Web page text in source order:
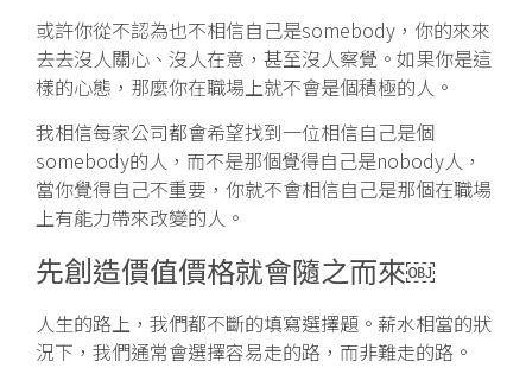
或許你從不認為也不相信自己是somebody，你的來來
去去沒人關心、沒人在意，甚至沒人察覺。如果你是這
樣的心態，那麼你在職場上就不會是個積極的人。
我相信每家公司都會希望找到一位相信自己是個
somebody的人，而不是那個覺得自己是nobody人，
當你覺得自己不重要，你就不會相信自己是那個在職場
上有能力帶來改變的人。
先創造價值價格就會隨之而來￼
人生的路上，我們都不斷的填寫選擇題。薪水相當的狀
況下，我們通常會選擇容易走的路，而非難走的路。